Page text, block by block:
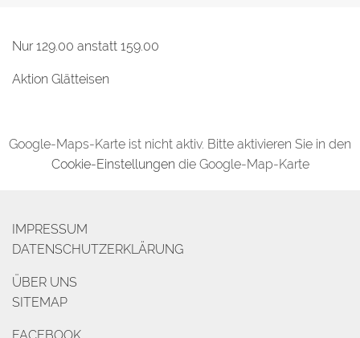
Nur 129.00 anstatt 159.00
Aktion Glätteisen
Google-Maps-Karte ist nicht aktiv. Bitte aktivieren Sie in den
Cookie-Einstellungen die Google-Map-Karte
IMPRESSUM
DATENSCHUTZERKLÄRUNG
ÜBER UNS
SITEMAP